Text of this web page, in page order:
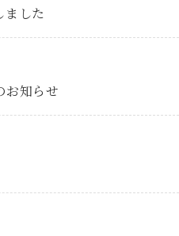
した
お知らせ